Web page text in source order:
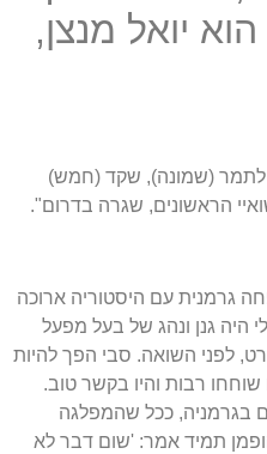
יואל מנצן,
לרחל, אב לתמר (שמונה), שקד (חמש)
הראשונים, שגרה בדרום".
גרמנית עם היסטוריה ארוכה
היה גנן ונהג של בעל מפעל
לפני השואה. סבי הפך להיות
רבות והיו בקשר טוב.
בגרמניה, ככל שהמפלגה
תמיד אמר: 'שום דבר לא